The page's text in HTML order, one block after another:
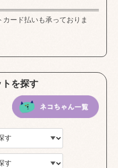
ード払いも承っておりま
を探す